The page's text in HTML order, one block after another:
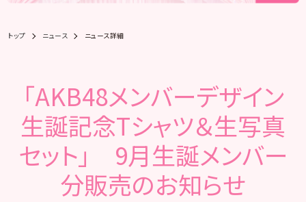
トップ ニュース ニュース詳細
「AKB48メンバーデザイン
生誕記念Tシャツ＆生写真
セット」 9月生誕メンバー
分販売のお知らせ